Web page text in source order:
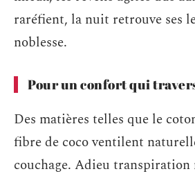
raréfient, la nuit retrouve ses
noblesse.
Pour un confort qui
Des matières telles que le
fibre de coco ventilent
couchage. Adieu